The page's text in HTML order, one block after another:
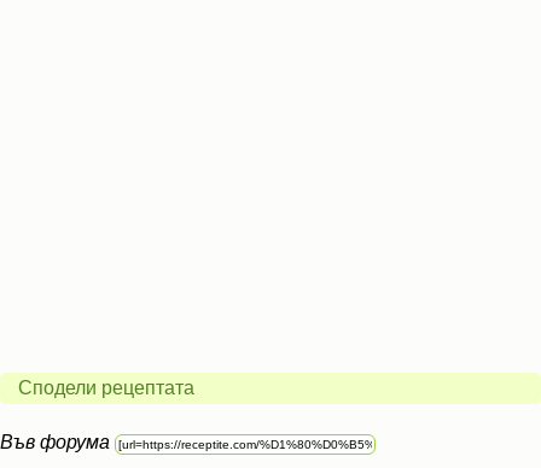
Сподели рецептата
Във форума